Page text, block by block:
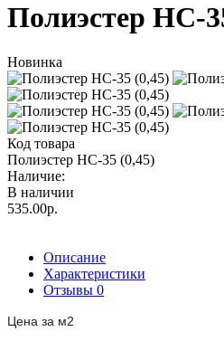
Полиэстер НС-
Новинка
Код товара
Полиэстер НС-35 (0,45)
Наличие:
В наличии
535.00р.
Описание
Характеристики
Отзывы 0
Цена за м2